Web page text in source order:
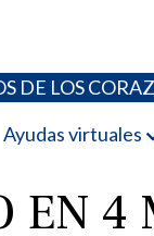
DE LOS
Ayudas virtuales
EN 4